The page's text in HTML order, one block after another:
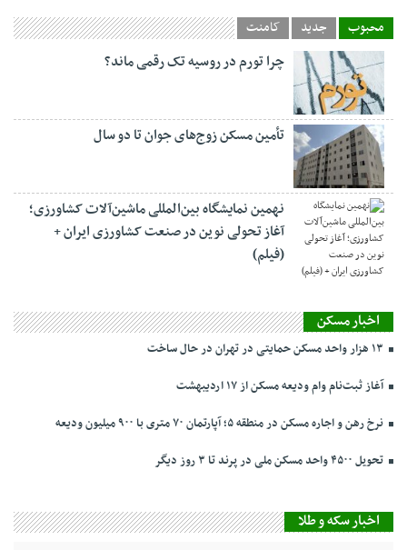
محبوب جدید کامنت
چرا تورم در روسیه تک رقمی ماند؟
تأمین مسکن زوج‌های جوان تا دو سال
نهمین نمایشگاه بین‌المللی ماشین‌آلات کشاورزی؛
آغاز تحولی نوین در صنعت کشاورزی ایران +
(فیلم)
اخبار مسکن
آغاز ثبت‌نام وام ودیعه مسکن از ۱۷ اردیبهشت
نرخ‌ رهن و اجاره مسکن در منطقه ۵؛ آپارتمان ۷۰ متری با ۹۰۰ میلیون ودیعه
تحویل ۴۵۰۰ واحد مسکن ملی در پرند تا ۳ روز دیگر
اخبار سکه و طلا